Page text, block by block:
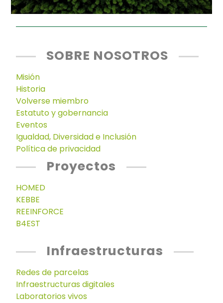
SOBRE NOSOTROS
Misión
Historia
Volverse miembro
Estatuto y gobernancia
Eventos
Igualdad, Diversidad e Inclusión
Política de privacidad
Proyectos
HOMED
KEBBE
REEINFORCE
B4EST
Infraestructuras
Redes de parcelas
Infraestructuras digitales
Laboratorios vivos